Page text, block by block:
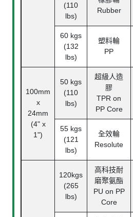
(110
lbs)
Rubber
60 kgs
(132
lbs)
塑料輪
PP
100mm
x
24mm
(4" x
1")
50 kgs
(110
lbs)
超級人造
膠
TPR on
PP Core
55 kgs
(121
lbs)
全效輪
Resolute
120kgs
(265
lbs)
高科技耐
磨聚氨酯
PU on PP
Core